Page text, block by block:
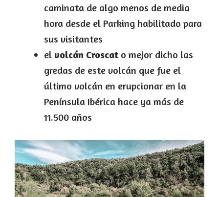
caminata de algo menos de media
hora desde el Parking habilitado para
sus visitantes
el volcán Croscat o mejor dicho las
gredas de este volcán que fue el
último volcán en erupcionar en la
Península Ibérica hace ya más de
11.500 años